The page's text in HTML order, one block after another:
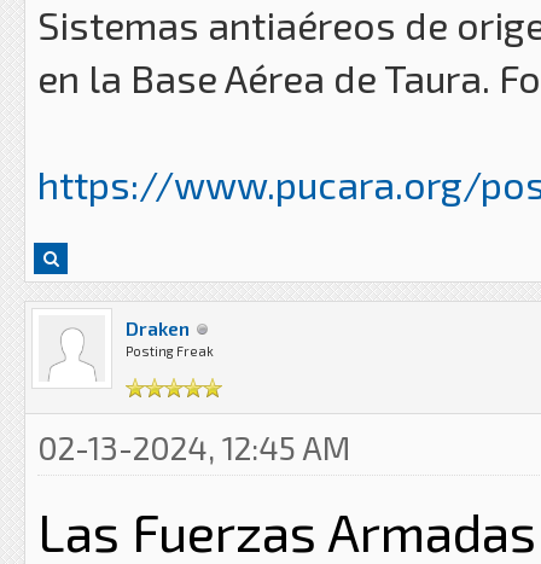
Sistemas antiaéreos de
en la Base Aérea de Taura.
https://www.pucara.org/
Draken
Posting Freak
02-13-2024, 12:45 AM
Las Fuerzas